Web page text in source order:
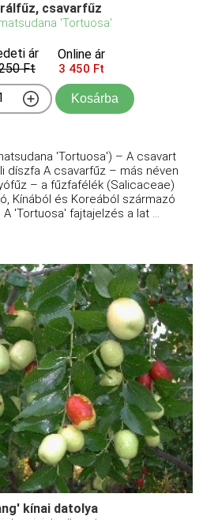
csavarfűz
'Tortuosa'
ár
Ft
Online ár
3 450 Ft
Kosárba
'Tortuosa') – A csavart
díszfa A csavarfűz – más néven
– a fűzfafélék (Salicaceae)
Kínából és Koreából származó
'Tortuosa' fajtajelzés a lat ...
kínai datolya